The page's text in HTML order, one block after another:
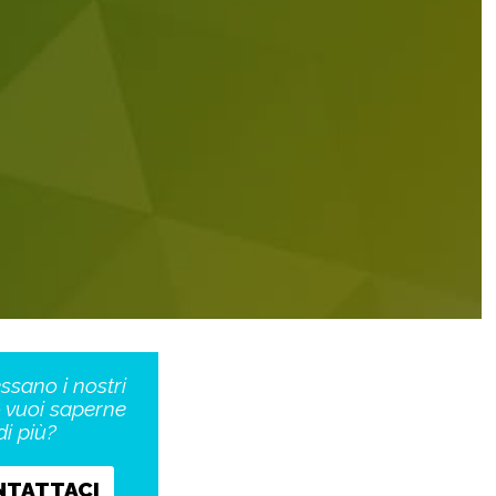
i nostri
vuoi saperne
più?